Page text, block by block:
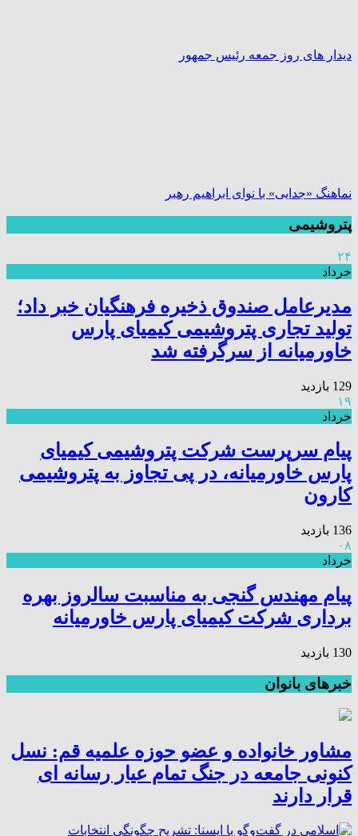
دیدار های روز جمعه رئیس جمهور
نماهنگ «جدایی» با نوای ابراهیم رهبر
پتروشیمی
۲۴
خرداد
مدیرعامل صندوق ذخیره فرهنگیان خبر داد؛
تولید تجاری پتروشیمی کیمیای پارس
خاورمیانه از سرگرفته شد
129 بازدید
۱۹
خرداد
پیام سرپرست شرکت پتروشیمی کیمیای
پارس خاورمیانه، در پی تجاوز به پتروشیمی
کارون
136 بازدید
۰۸
خرداد
پیام مهندس گنجی به مناسبت سالروز بهره
برداری شرکت کیمیای پارس خاورمیانه
130 بازدید
خبرهای بانوان
مشاور خانواده و عضو حوزه علمیه قم: نسل
کنونی جامعه در جنگ تمام عیار رسانه ای
قرار دارند